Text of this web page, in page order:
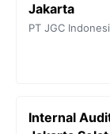
Jakarta
PT JGC
Internal